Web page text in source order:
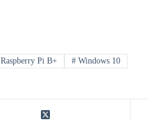
Raspberry Pi B+ # Windows 10